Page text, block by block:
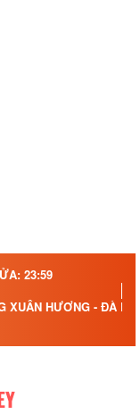
23:59
XUÂN HƯƠNG - ĐÀ